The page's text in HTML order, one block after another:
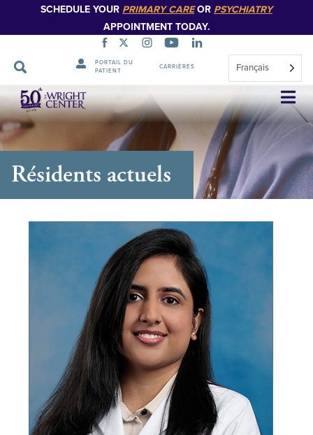
SCHEDULE YOUR PRIMARY CAREOR PSYCHIATRY
APPOINTMENT TODAY.
PORTAIL DU
PATIENT
CARRIÈRES Français
Sauter
la
navigation
Résidents actuels